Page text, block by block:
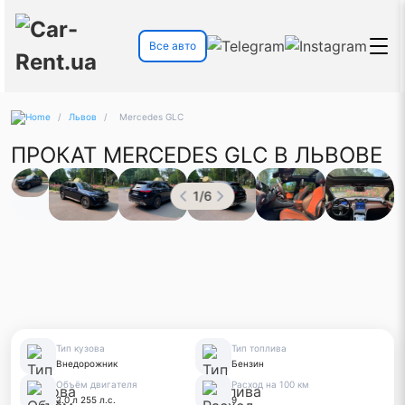
Все авто
/ Львов / Mercedes GLC
ПРОКАТ MERCEDES GLC В ЛЬВОВЕ
1/6
Тип кузова
Внедорожник
Тип топлива
Бензин
Объём двигателя
2.0 л 255 л.с.
Расход на 100 км
9